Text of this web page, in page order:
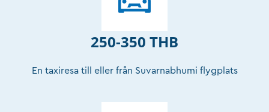
250-350 THB
En taxiresa till eller från Suvarnabhumi flygplats